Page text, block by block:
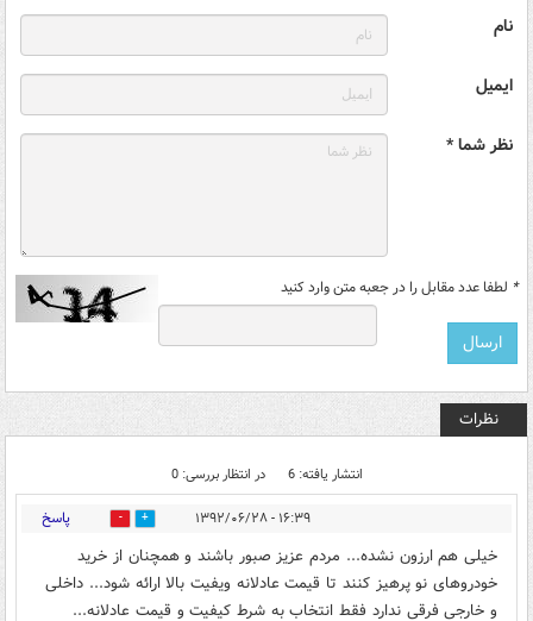
نام
ایمیل
نظر شما *
* لطفا عدد مقابل را در جعبه متن وارد کنید
نظرات
انتشار یافته: 6 در انتظار بررسی: 0
۱۶:۳۹ - ۱۳۹۲/۰۶/۲۸ 0 پاسخ
خیلی هم ارزون نشده... مردم عزیز صبور باشند و همچنان از خرید
خودروهای نو پرهیز کنند تا قیمت عادلانه ویفیت بالا ارائه شود... داخلی
و خارجی فرقی ندارد فقط انتخاب به شرط کیفیت و قیمت عادلانه...